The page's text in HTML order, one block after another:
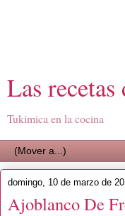
Las
Tukimica en la cocina
domingo, 10 de marzo de
Ajoblanco De